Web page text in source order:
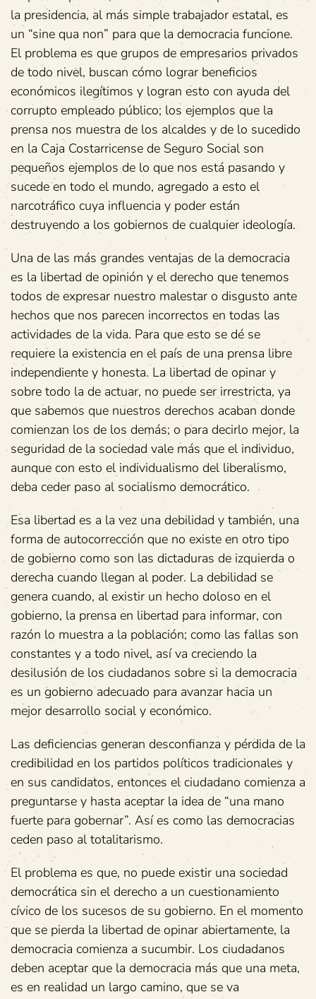
la presidencia, al más simple trabajador estatal, es
un “sine qua non” para que la democracia funcione.
El problema es que grupos de empresarios privados
de todo nivel, buscan cómo lograr beneficios
económicos ilegítimos y logran esto con ayuda del
corrupto empleado público; los ejemplos que la
prensa nos muestra de los alcaldes y de lo sucedido
en la Caja Costarricense de Seguro Social son
pequeños ejemplos de lo que nos está pasando y
sucede en todo el mundo, agregado a esto el
narcotráfico cuya influencia y poder están
destruyendo a los gobiernos de cualquier ideología.
Una de las más grandes ventajas de la democracia
es la libertad de opinión y el derecho que tenemos
todos de expresar nuestro malestar o disgusto ante
hechos que nos parecen incorrectos en todas las
actividades de la vida. Para que esto se dé se
requiere la existencia en el país de una prensa libre
independiente y honesta. La libertad de opinar y
sobre todo la de actuar, no puede ser irrestricta, ya
que sabemos que nuestros derechos acaban donde
comienzan los de los demás; o para decirlo mejor, la
seguridad de la sociedad vale más que el individuo,
aunque con esto el individualismo del liberalismo,
deba ceder paso al socialismo democrático.
Esa libertad es a la vez una debilidad y también, una
forma de autocorrección que no existe en otro tipo
de gobierno como son las dictaduras de izquierda o
derecha cuando llegan al poder. La debilidad se
genera cuando, al existir un hecho doloso en el
gobierno, la prensa en libertad para informar, con
razón lo muestra a la población; como las fallas son
constantes y a todo nivel, así va creciendo la
desilusión de los ciudadanos sobre si la democracia
es un gobierno adecuado para avanzar hacia un
mejor desarrollo social y económico.
Las deficiencias generan desconfianza y pérdida de la
credibilidad en los partidos políticos tradicionales y
en sus candidatos, entonces el ciudadano comienza a
preguntarse y hasta aceptar la idea de “una mano
fuerte para gobernar”. Así es como las democracias
ceden paso al totalitarismo.
El problema es que, no puede existir una sociedad
democrática sin el derecho a un cuestionamiento
cívico de los sucesos de su gobierno. En el momento
que se pierda la libertad de opinar abiertamente, la
democracia comienza a sucumbir. Los ciudadanos
deben aceptar que la democracia más que una meta,
es en realidad un largo camino, que se va